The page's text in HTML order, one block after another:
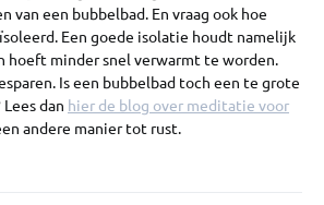
van een bubbelbad. En vraag ook hoe
Een goede isolatie houdt namelijk
hoeft minder snel verwarmt te worden.
Is een bubbelbad toch een te grote
dan hier de blog over meditatie voor
andere manier tot rust.